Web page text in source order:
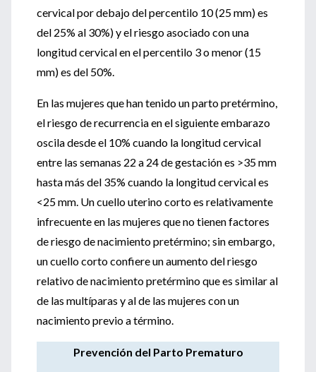
cervical por debajo del percentilo 10 (25 mm) es
del 25% al 30%) y el riesgo asociado con una
longitud cervical en el percentilo 3 o menor (15
mm) es del 50%.
En las mujeres que han tenido un parto pretérmino,
el riesgo de recurrencia en el siguiente embarazo
oscila desde el 10% cuando la longitud cervical
entre las semanas 22 a 24 de gestación es >35 mm
hasta más del 35% cuando la longitud cervical es
<25 mm. Un cuello uterino corto es relativamente
infrecuente en las mujeres que no tienen factores
de riesgo de nacimiento pretérmino; sin embargo,
un cuello corto confiere un aumento del riesgo
relativo de nacimiento pretérmino que es similar al
de las multíparas y al de las mujeres con un
nacimiento previo a término.
Prevención del Parto Prematuro